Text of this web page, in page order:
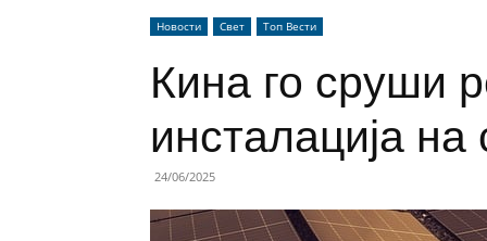
Новости Свет Топ Вести
Кина го сруши
инсталација
24/06/2025